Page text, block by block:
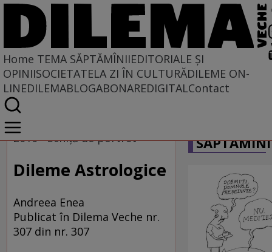
Home TEMA SĂPTĂMÎNIIEDITORIALE ȘI
OPINIISOCIETATELA ZI ÎN CULTURĂDILEME ON-
LINEDILEMABLOGABONAREDIGITALContact
Home
Tema săptămînii
2010 - Schiţă de portret
Dileme Astrologice
Andreea Enea
Publicat în Dilema Veche nr.
307 din nr. 307